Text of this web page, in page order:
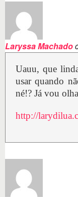
Laryssa Machado
Uauu, que
usar quando
né!? Já vou
http://